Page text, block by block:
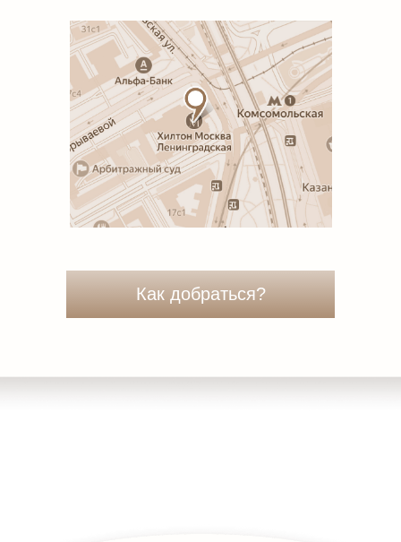
Как добраться?